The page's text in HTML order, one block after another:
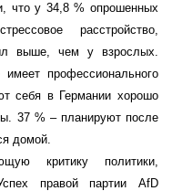
что у 34,8 % опрошенных
расстройство,
выше, чем у взрослых.
профессионального
себя в Германии хорошо
37 % – планируют после
домой.
критику политики,
правой партии AfD